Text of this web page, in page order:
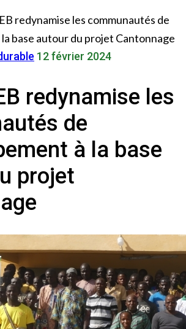
redynamise les communautés de
base autour du projet Cantonnage
12 février 2024
redynamise les
de
à la base
projet